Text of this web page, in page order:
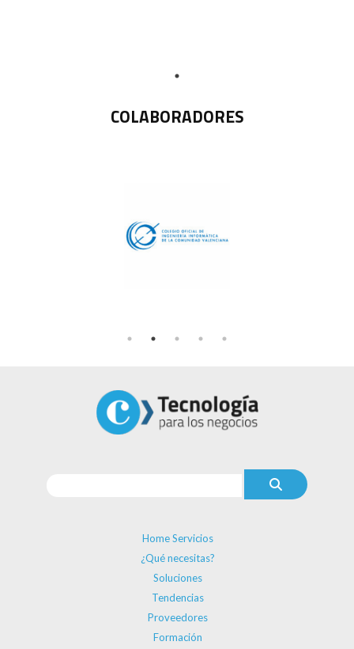
COLABORADORES
Home Servicios
¿Qué necesitas?
Soluciones
Tendencias
Proveedores
Formación